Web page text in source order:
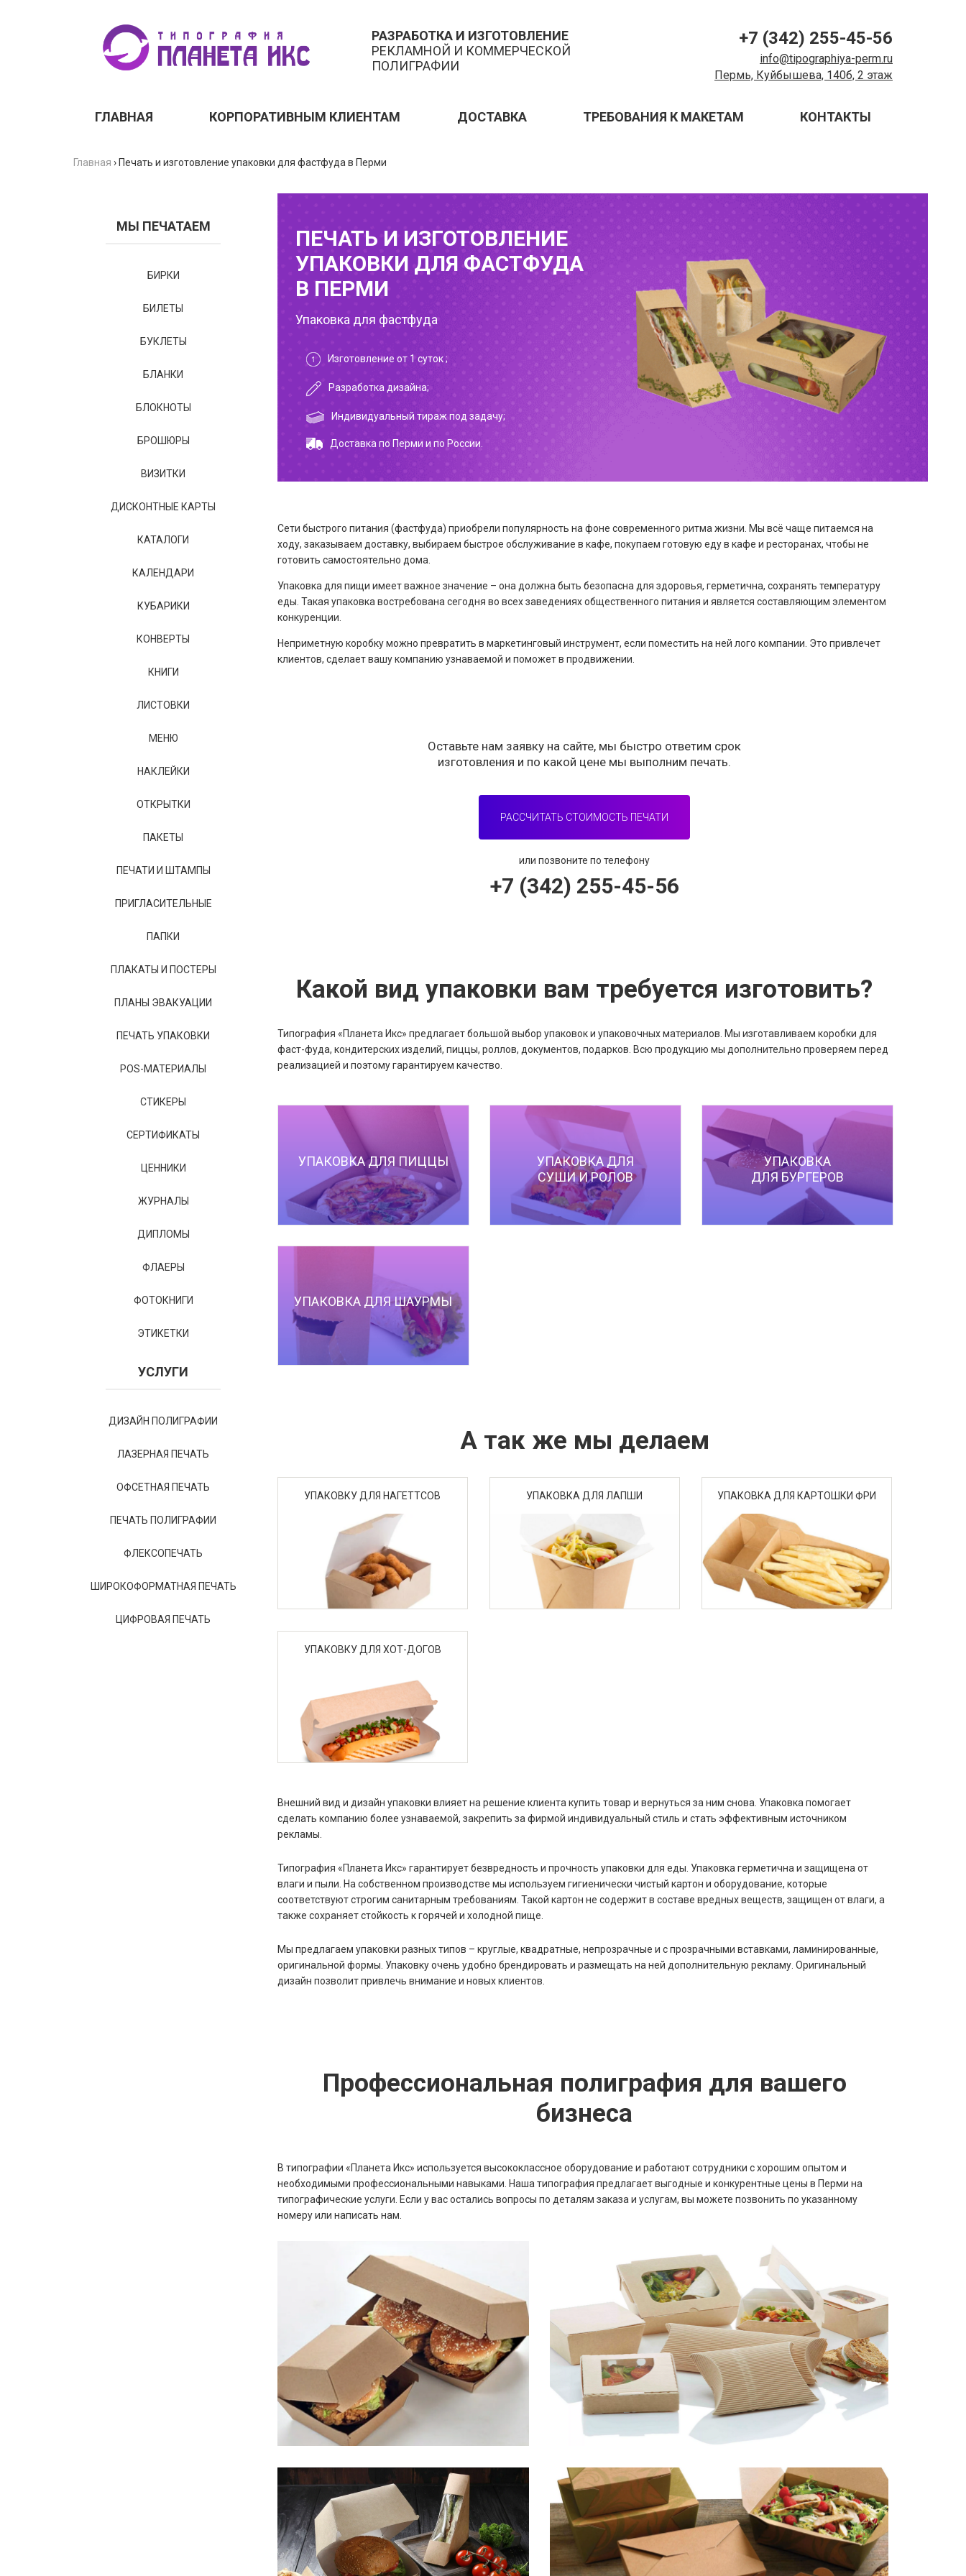
РАЗРАБОТКА И ИЗГОТОВЛЕНИЕ
РЕКЛАМНОЙ И КОММЕРЧЕСКОЙ
ПОЛИГРАФИИ
+7 (342) 255-45-56
info@tipographiya-perm.ru
Пермь, Куйбышева, 140б, 2 этаж
ГЛАВНАЯ КОРПОРАТИВНЫМ КЛИЕНТАМ ДОСТАВКА ТРЕБОВАНИЯ К МАКЕТАМ КОНТАКТЫ
Главная › Печать и изготовление упаковки для фастфуда в Перми
МЫ ПЕЧАТАЕМ
БИРКИ
БИЛЕТЫ
БУКЛЕТЫ
БЛАНКИ
БЛОКНОТЫ
БРОШЮРЫ
ВИЗИТКИ
ДИСКОНТНЫЕ КАРТЫ
КАТАЛОГИ
КАЛЕНДАРИ
КУБАРИКИ
КОНВЕРТЫ
КНИГИ
ЛИСТОВКИ
МЕНЮ
НАКЛЕЙКИ
ОТКРЫТКИ
ПАКЕТЫ
ПЕЧАТИ И ШТАМПЫ
ПРИГЛАСИТЕЛЬНЫЕ
ПАПКИ
ПЛАКАТЫ И ПОСТЕРЫ
ПЛАНЫ ЭВАКУАЦИИ
ПЕЧАТЬ УПАКОВКИ
POS-МАТЕРИАЛЫ
СТИКЕРЫ
СЕРТИФИКАТЫ
ЦЕННИКИ
ЖУРНАЛЫ
ДИПЛОМЫ
ФЛАЕРЫ
ФОТОКНИГИ
ЭТИКЕТКИ
УСЛУГИ
ДИЗАЙН ПОЛИГРАФИИ
ЛАЗЕРНАЯ ПЕЧАТЬ
ОФСЕТНАЯ ПЕЧАТЬ
ПЕЧАТЬ ПОЛИГРАФИИ
ФЛЕКСОПЕЧАТЬ
ШИРОКОФОРМАТНАЯ ПЕЧАТЬ
ЦИФРОВАЯ ПЕЧАТЬ
ПЕЧАТЬ И ИЗГОТОВЛЕНИЕ
УПАКОВКИ ДЛЯ ФАСТФУДА
В ПЕРМИ
Упаковка для фастфуда
Изготовление от 1 суток ;
Разработка дизайна;
Индивидуальный тираж под задачу;
Доставка по Перми и по России.
Сети быстрого питания (фастфуда) приобрели популярность на фоне современного ритма жизни. Мы всё чаще питаемся на
ходу, заказываем доставку, выбираем быстрое обслуживание в кафе, покупаем готовую еду в кафе и ресторанах, чтобы не
готовить самостоятельно дома.
Упаковка для пищи имеет важное значение – она должна быть безопасна для здоровья, герметична, сохранять температуру
еды. Такая упаковка востребована сегодня во всех заведениях общественного питания и является составляющим элементом
конкуренции.
Неприметную коробку можно превратить в маркетинговый инструмент, если поместить на ней лого компании. Это привлечет
клиентов, сделает вашу компанию узнаваемой и поможет в продвижении.
Оставьте нам заявку на сайте, мы быстро ответим срок
изготовления и по какой цене мы выполним печать.
РАССЧИТАТЬ СТОИМОСТЬ ПЕЧАТИ
или позвоните по телефону
+7 (342) 255-45-56
Какой вид упаковки вам требуется изготовить?
Типография «Планета Икс» предлагает большой выбор упаковок и упаковочных материалов. Мы изготавливаем коробки для
фаст-фуда, кондитерских изделий, пиццы, роллов, документов, подарков. Всю продукцию мы дополнительно проверяем перед
реализацией и поэтому гарантируем качество.
УПАКОВКА ДЛЯ ПИЦЦЫ
УПАКОВКА ДЛЯ
СУШИ И РОЛОВ
УПАКОВКА
ДЛЯ БУРГЕРОВ
УПАКОВКА ДЛЯ ШАУРМЫ
А так же мы делаем
УПАКОВКУ ДЛЯ НАГЕТТСОВ УПАКОВКА ДЛЯ ЛАПШИ УПАКОВКА ДЛЯ КАРТОШКИ ФРИ
УПАКОВКУ ДЛЯ ХОТ-ДОГОВ
Внешний вид и дизайн упаковки влияет на решение клиента купить товар и вернуться за ним снова. Упаковка помогает
сделать компанию более узнаваемой, закрепить за фирмой индивидуальный стиль и стать эффективным источником
рекламы.
Типография «Планета Икс» гарантирует безвредность и прочность упаковки для еды. Упаковка герметична и защищена от
влаги и пыли. На собственном производстве мы используем гигиенически чистый картон и оборудование, которые
соответствуют строгим санитарным требованиям. Такой картон не содержит в составе вредных веществ, защищен от влаги, а
также сохраняет стойкость к горячей и холодной пище.
Мы предлагаем упаковки разных типов – круглые, квадратные, непрозрачные и с прозрачными вставками, ламинированные,
оригинальной формы. Упаковку очень удобно брендировать и размещать на ней дополнительную рекламу. Оригинальный
дизайн позволит привлечь внимание и новых клиентов.
Профессиональная полиграфия для вашего
бизнеса
В типографии «Планета Икс» используется высококлассное оборудование и работают сотрудники с хорошим опытом и
необходимыми профессиональными навыками. Наша типография предлагает выгодные и конкурентные цены в Перми на
типографические услуги. Если у вас остались вопросы по деталям заказа и услугам, вы можете позвонить по указанному
номеру или написать нам.